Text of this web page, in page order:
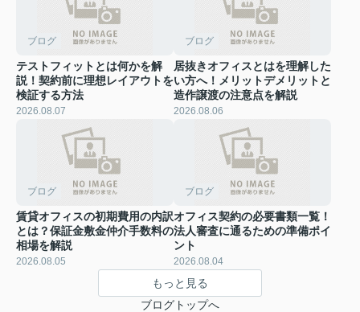
ブログ
テストフィットとは何かを解
説！契約前に理想レイアウトを
検証する方法
2026.08.07
ブログ
居抜きオフィスとはを理解した
い方へ！メリットデメリットと
造作譲渡の注意点を解説
2026.08.06
ブログ
賃貸オフィスの初期費用の内訳
とは？保証金敷金仲介手数料の
相場を解説
2026.08.05
ブログ
オフィス契約の必要書類一覧！
法人審査に通るための準備ポイ
ント
2026.08.04
もっと見る
ブログトップへ